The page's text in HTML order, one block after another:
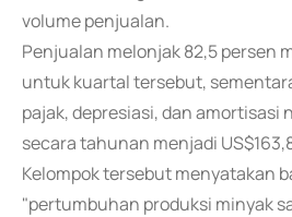
volume penjualan.
Penjualan melonjak 82,5 persen
untuk kuartal tersebut,
pajak, depresiasi, dan amortisasi
secara tahunan menjadi
Kelompok tersebut menyatakan
"pertumbuhan produksi minyak